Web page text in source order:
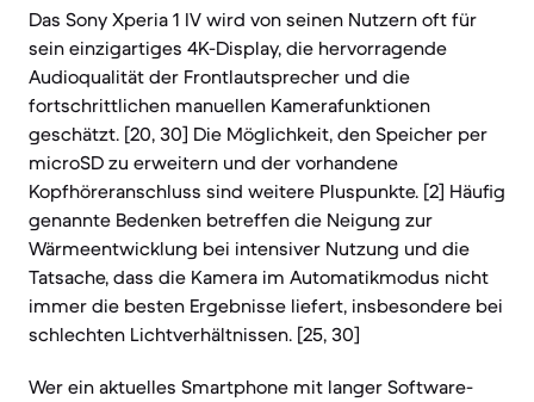
Das Sony Xperia 1 IV wird von seinen Nutzern oft für
sein einzigartiges 4K-Display, die hervorragende
Audioqualität der Frontlautsprecher und die
fortschrittlichen manuellen Kamerafunktionen
geschätzt. [20, 30] Die Möglichkeit, den Speicher per
microSD zu erweitern und der vorhandene
Kopfhöreranschluss sind weitere Pluspunkte. [2] Häufig
genannte Bedenken betreffen die Neigung zur
Wärmeentwicklung bei intensiver Nutzung und die
Tatsache, dass die Kamera im Automatikmodus nicht
immer die besten Ergebnisse liefert, insbesondere bei
schlechten Lichtverhältnissen. [25, 30]
Wer ein aktuelles Smartphone mit langer Software-